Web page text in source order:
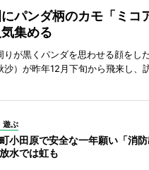
パンダ柄のカモ「ミ
集める
りが黒くパンダを思わせる顔をし
沙）が昨年12月下旬から飛来し、
遊ぶ
小田原で安全な一年願い「消
水では虹も